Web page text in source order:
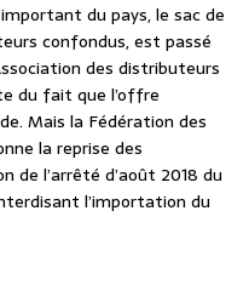
du pays, le sac de
confondus, est passé
des distributeurs
du fait que l’offre
Mais la Fédération des
la reprise des
l’arrêté d’août 2018 du
l’importation du